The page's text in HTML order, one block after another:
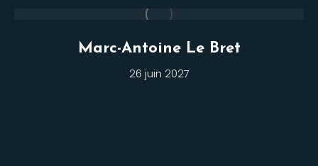
Marc-Antoine Le Bret
26 juin 2027